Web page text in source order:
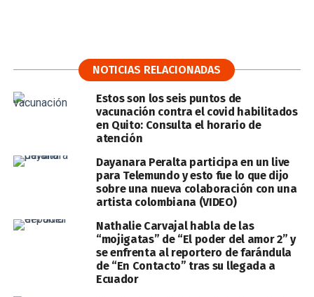
NOTICIAS RELACIONADAS
Estos son los seis puntos de
vacunación contra el covid habilitados
en Quito: Consulta el horario de
atención
Dayanara Peralta participa en un live
para Telemundo y esto fue lo que dijo
sobre una nueva colaboración con una
artista colombiana (VIDEO)
Nathalie Carvajal habla de las
“mojigatas” de “El poder del amor 2” y
se enfrenta al reportero de farándula
de “En Contacto” tras su llegada a
Ecuador